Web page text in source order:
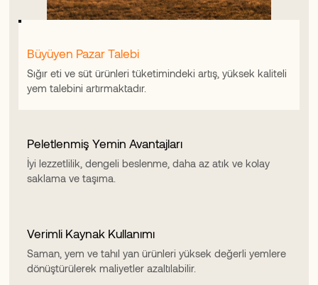
Büyüyen Pazar Talebi
Sığır eti ve süt ürünleri tüketimindeki artış, yüksek kaliteli
yem talebini artırmaktadır.
Peletlenmiş Yemin Avantajları
İyi lezzetlilik, dengeli beslenme, daha az atık ve kolay
saklama ve taşıma.
Verimli Kaynak Kullanımı
Saman, yem ve tahıl yan ürünleri yüksek değerli yemlere
dönüştürülerek maliyetler azaltılabilir.